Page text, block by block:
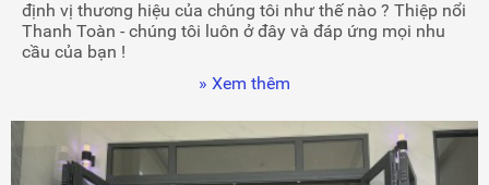
định vị thương hiệu của chúng tôi như thế nào ? Thiệp nổi
Thanh Toàn - chúng tôi luôn ở đây và đáp ứng mọi nhu
cầu của bạn !
» Xem thêm